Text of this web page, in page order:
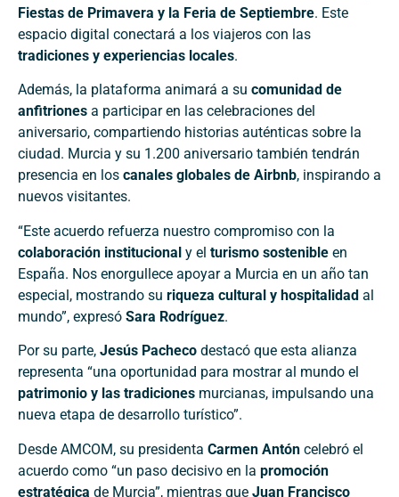
Fiestas de Primavera y la Feria de Septiembre. Este
espacio digital conectará a los viajeros con las
tradiciones y experiencias locales.
Además, la plataforma animará a su comunidad de
anfitriones a participar en las celebraciones del
aniversario, compartiendo historias auténticas sobre la
ciudad. Murcia y su 1.200 aniversario también tendrán
presencia en los canales globales de Airbnb, inspirando a
nuevos visitantes.
“Este acuerdo refuerza nuestro compromiso con la
colaboración institucional y el turismo sostenible en
España. Nos enorgullece apoyar a Murcia en un año tan
especial, mostrando su riqueza cultural y hospitalidad al
mundo”, expresó Sara Rodríguez.
Por su parte, Jesús Pacheco destacó que esta alianza
representa “una oportunidad para mostrar al mundo el
patrimonio y las tradiciones murcianas, impulsando una
nueva etapa de desarrollo turístico”.
Desde AMCOM, su presidenta Carmen Antón celebró el
acuerdo como “un paso decisivo en la promoción
estratégica de Murcia”, mientras que Juan Francisco